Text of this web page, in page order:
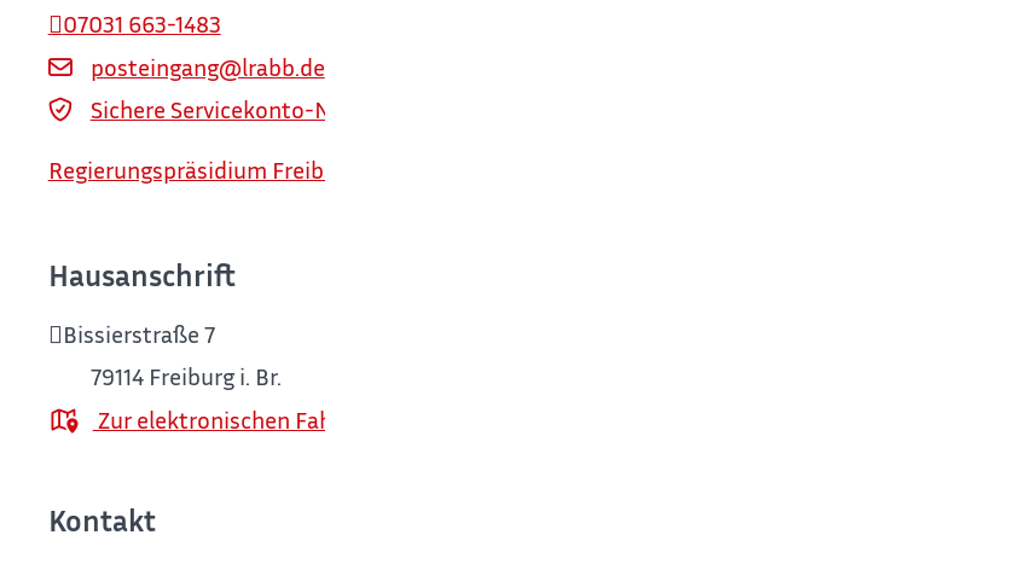
07031 663-1483
posteingang@lrabb.de
Sichere Servicekonto-Nachricht über service-bw.de senden
Regierungspräsidium Freiburg
Hausanschrift
Bissierstraße 7
79114 Freiburg i. Br.
Zur elektronischen Fahrplanauskunft
Kontakt